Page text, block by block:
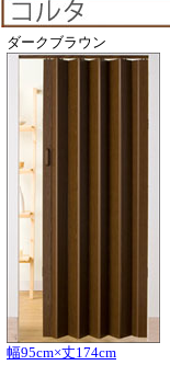
ダークブラウン
幅95cm×丈174cm